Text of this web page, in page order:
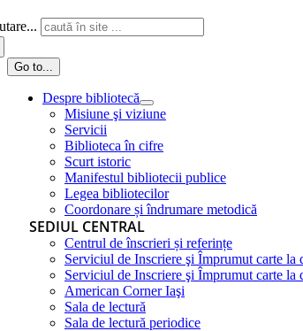
Go to...
Despre bibliotecă
Misiune şi viziune
Servicii
Biblioteca în cifre
Scurt istoric
Manifestul bibliotecii publice
Legea bibliotecilor
Coordonare și îndrumare metodică
SEDIUL CENTRAL
Centrul de înscrieri și referințe
Serviciul de Inscriere şi Împrumut carte
Serviciul de Inscriere şi Împrumut carte
American Corner Iaşi
Sala de lectură
Sala de lectură periodice